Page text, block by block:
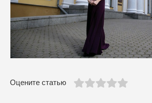
Оцените статью